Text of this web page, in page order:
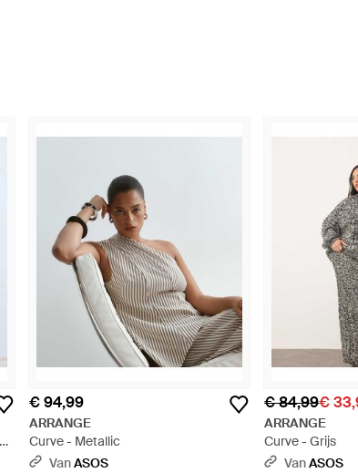
€ 94,99
ARRANGE
Curve - Metallic
VanASOS
€ 84,99€
ARRANGE
Curve - Grijs
VanASOS